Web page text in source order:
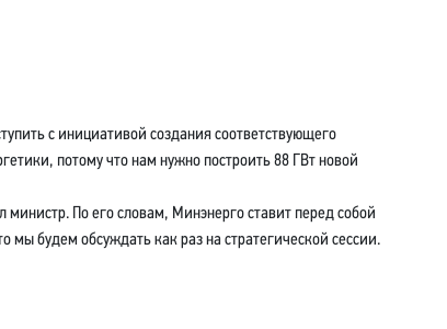
с инициативой создания соответствующего
потому что нам нужно построить 88 ГВт новой
По его словам, Минэнерго ставит перед собой
мы будем обсуждать как раз на стратегической сессии.